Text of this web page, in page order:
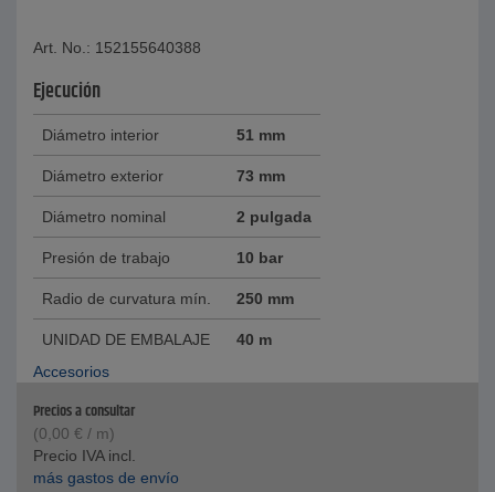
Art. No.: 152155640388
Ejecución
Diámetro interior 51 mm
Diámetro exterior 73 mm
Diámetro nominal 2 pulgada
Presión de trabajo 10 bar
Radio de curvatura mín. 250 mm
UNIDAD DE EMBALAJE
40 m
Accesorios
Precios a consultar
(0,00 € / m)
Precio IVA incl.
más gastos de envío